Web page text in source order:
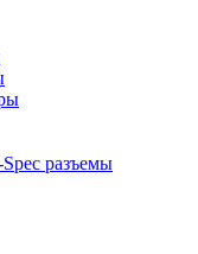
разъемы